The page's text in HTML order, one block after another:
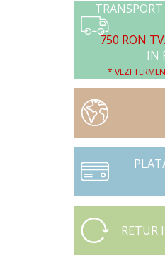
750 RON
IN
* VEZI
RETUR